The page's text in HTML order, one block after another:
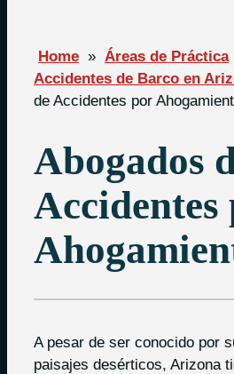
Home » Áreas de Práctica
Accidentes de Barco en
de Accidentes por
Abogados
Accidentes
A pesar de ser conocido por
paisajes desérticos, Arizona